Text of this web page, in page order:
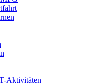
Aktivitäten